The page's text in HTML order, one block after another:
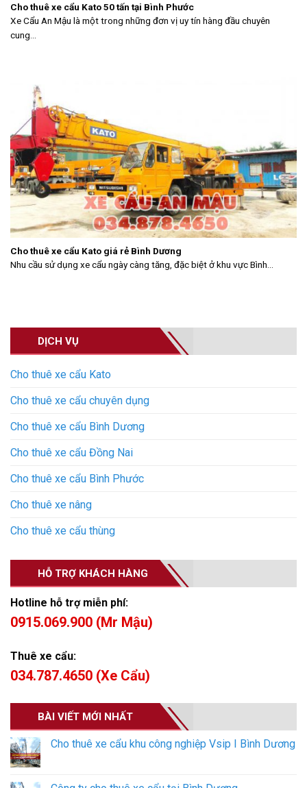
DỊCH VỤ
Cho thuê xe cẩu Kato
Cho thuê xe cẩu chuyên dụng
Cho thuê xe cẩu Bình Dương
Cho thuê xe cẩu Đồng Nai
Cho thuê xe cẩu Bình Phước
Cho thuê xe nâng
Cho thuê xe cẩu thùng
HỖ TRỢ KHÁCH HÀNG
Hotline hỗ trợ miễn phí:
0915.069.900 (Mr Mậu)
Thuê xe cẩu:
034.787.4650 (Xe Cẩu)
BÀI VIẾT MỚI NHẤT
Cho thuê xe cẩu khu công nghiệp Vsip I Bình Dương
Cho thuê xe cẩu Kato 50 tấn tại Bình Phước
Xe Cẩu An Mậu là một trong những đơn vị uy tín hàng đầu chuyên
cung...
Cho thuê xe cẩu Kato giá rẻ Bình Dương
Nhu cầu sử dụng xe cẩu ngày càng tăng, đặc biệt ở khu vực Bình...